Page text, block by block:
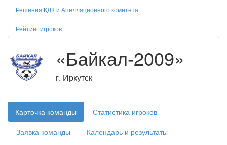
Решения КДК и Апелляционного комитета
Рейтинг игроков
«Байкал-2009»
г. Иркутск
Карточка команды
Статистика игроков
Заявка команды
Календарь и результаты